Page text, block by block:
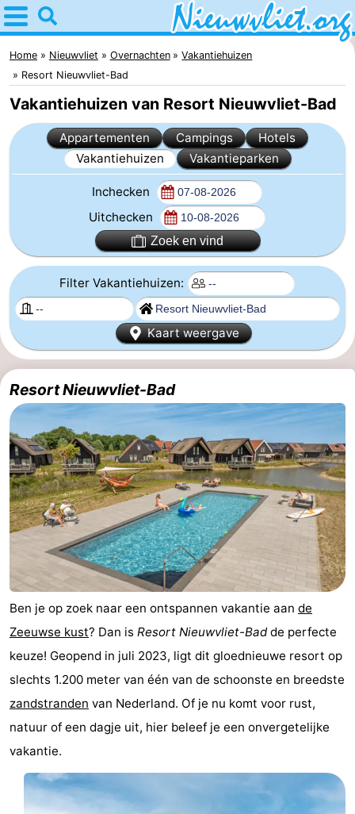
Home
Nieuwvliet
Tips
Voor
Overnachten
Appartementen
Campings
Hotels
Vakantiehuizen
-
Bad
Meersee
-
Beach
Resort
Nieuwvliet-
Bad
-
De
Meulinge
-
EuroParcs
Cadzand
-
Hoogduin
-
Noordzee
Résidence
Cadzand-
Bad
Resort
Nieuwvliet-
Bad
-
Schoneveld
-
Strand
Resort
Nieuwvliet-
-
Waterdunen
Zeebad
-
Zwinhoeve
Last
Home Nieuwvliet Overnachten
Vakantiehuizen
Resort Nieuwvliet-Bad
Vakantiehuizen van Resort Nieuwvliet-Bad
Appartementen Campings
Hotels
Vakantiehuizen
Vakantieparken
Inchecken
Uitchecken
Zoek en vind
Filter Vakantiehuizen:
Kaart weergave
Resort Nieuwvliet-Bad
Ben je op zoek naar een ontspannen vakantie aan de
Zeeuwse kust? Dan is Resort Nieuwvliet-Badde perfecte
keuze! Geopend in juli 2023, ligt dit gloednieuwe resort op
slechts 1.200 meter van één van de schoonste en breedste
zandstranden van Nederland. Of je nu komt voor rust,
natuur of een dagje uit, hier beleef je een onvergetelijke
vakantie.